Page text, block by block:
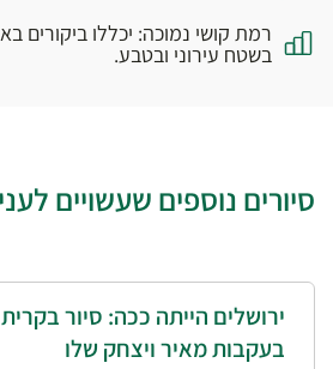
רמת קושי נמוכה: יכללו ביקורים
בשטח עירוני ובטבע.
סיורים נוספים שעשויים
ירושלים הייתה ככה: סיור
בעקבות מאיר ויצחק שלו